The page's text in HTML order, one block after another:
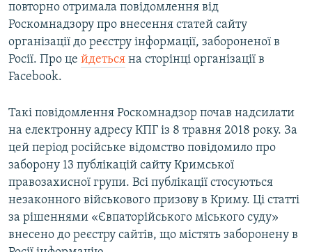
Усі сайти RFE/RL
повторно отримала повідомлення від
Роскомнадзору про внесення статей сайту
організації до реєстру інформації, забороненої в
Росії. Про це йдеться на сторінці організації в
Facebook.
Такі повідомлення Роскомнадзор почав надсилати
на електронну адресу КПГ із 8 травня 2018 року. За
цей період російське відомство повідомило про
заборону 13 публікацій сайту Кримської
правозахисної групи. Всі публікації стосуються
незаконного військового призову в Криму. Ці статті
за рішеннями «Євпаторійського міського суду»
внесено до реєстру сайтів, що містять заборонену в